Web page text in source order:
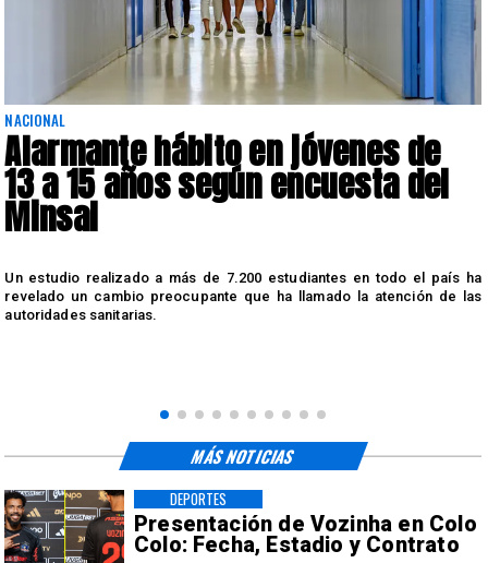
NACIONAL
Alarmante hábito en jóvenes de
13 a 15 años según encuesta del
Minsal
Un estudio realizado a más de 7.200 estudiantes en todo el país ha
revelado un cambio preocupante que ha llamado la atención de las
autoridades sanitarias.
Presentación de Vozinha en Colo
Colo: Fecha, Estadio y Contrato
DEPORTES
MÁS NOTICIAS